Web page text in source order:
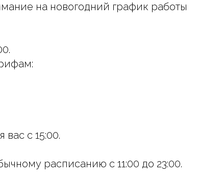
на новогодний график работы
с 15:00.
расписанию с 11:00 до 23:00.